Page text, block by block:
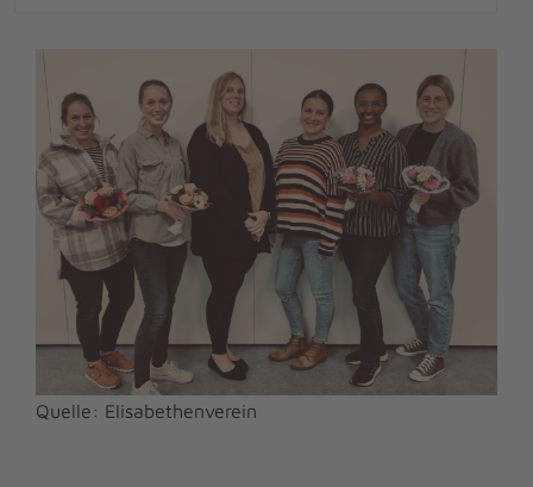
Quelle: Elisabethenverein